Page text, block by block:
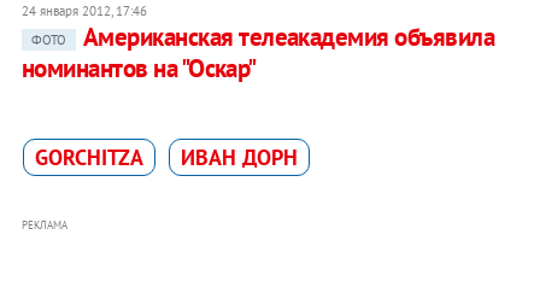
24 января 2012, 17:46
ФОТО
Американская телеакадемия объявила
номинантов на "Оскар"
GORCHITZA ИВАН ДОРН
РЕКЛАМА